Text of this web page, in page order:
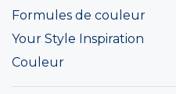
Formules de couleur
Your Style Inspiration
Couleur